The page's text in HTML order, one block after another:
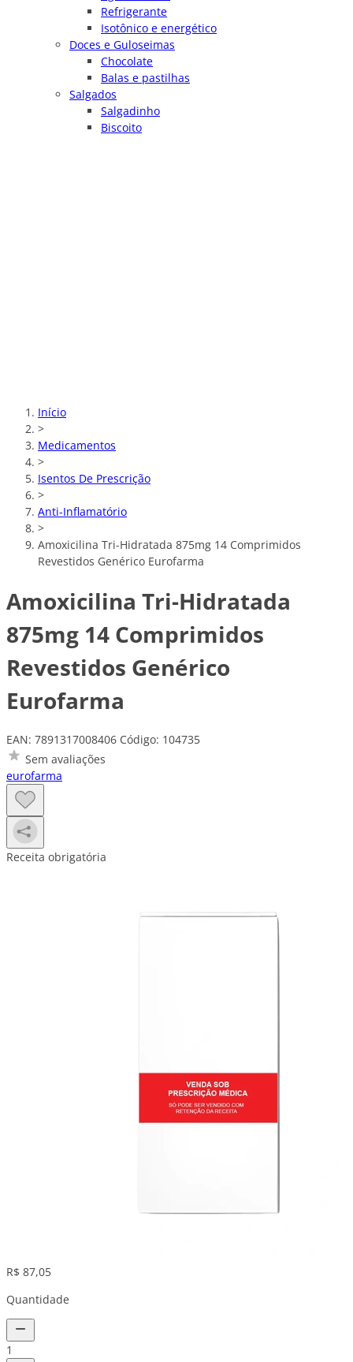
Refrigerante
Isotônico e energético
Doces e Guloseimas
Chocolate
Balas e pastilhas
Salgados
Salgadinho
Biscoito
Início
>
Medicamentos
>
Isentos De Prescrição
>
Anti-Inflamatório
>
Amoxicilina Tri-Hidratada 875mg 14 Comprimidos
Revestidos Genérico Eurofarma
Amoxicilina Tri-Hidratada
875mg 14 Comprimidos
Revestidos Genérico
Eurofarma
EAN: 7891317008406 Código: 104735
Sem avaliações
eurofarma
Receita obrigatória
R$ 87,05
Quantidade
1